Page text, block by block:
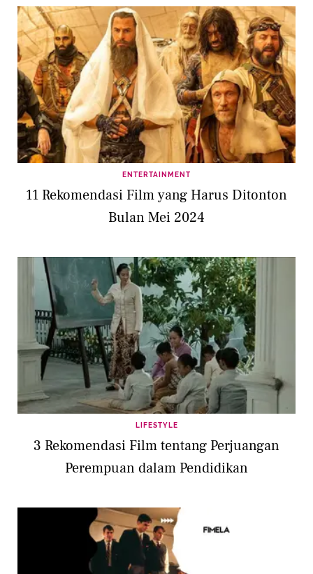
ENTERTAINMENT
11 Rekomendasi Film yang Harus Ditonton
Bulan Mei 2024
LIFESTYLE
3 Rekomendasi Film tentang Perjuangan
Perempuan dalam Pendidikan